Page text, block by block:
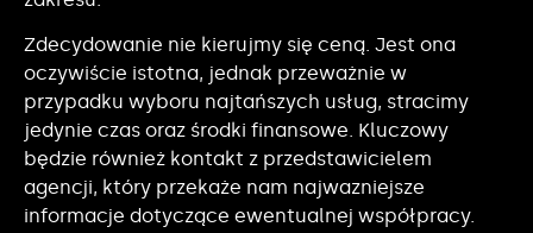
Zdecydowanie nie kierujmy się ceną. Jest ona
oczywiście istotna, jednak przeważnie w
przypadku wyboru najtańszych usług, stracimy
jedynie czas oraz środki finansowe. Kluczowy
będzie również kontakt z przedstawicielem
agencji, który przekaże nam najwazniejsze
informacje dotyczące ewentualnej współpracy.